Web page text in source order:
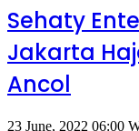
Sehaty
Jakarta
Ancol
23 June, 2022 06:00